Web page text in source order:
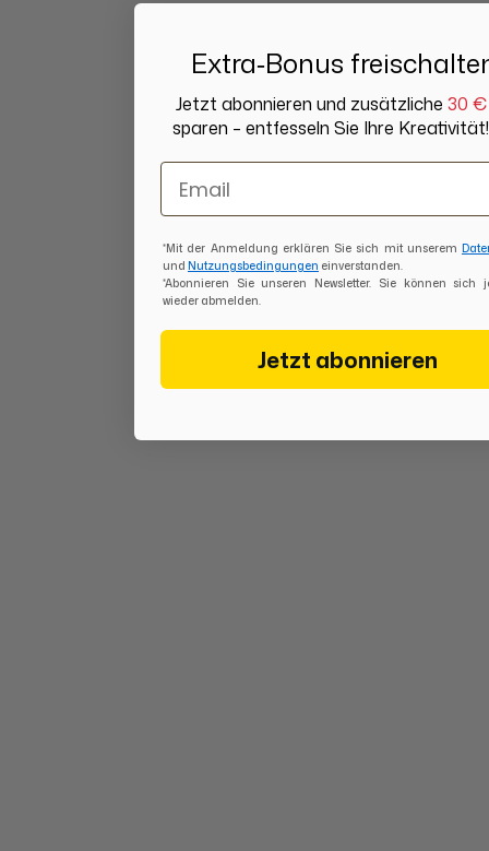
Extra‑Bonus
Jetzt abonnieren und zusätzliche 30 €
sparen – entfesseln Sie Ihre Kreativität!
Email
*Mit der Anmeldung erklären Sie sich mit unserem
und Nutzungsbedingungen einverstanden.
*Abonnieren Sie unseren Newsletter. Sie können sich
wieder abmelden.
Jetzt abonnieren